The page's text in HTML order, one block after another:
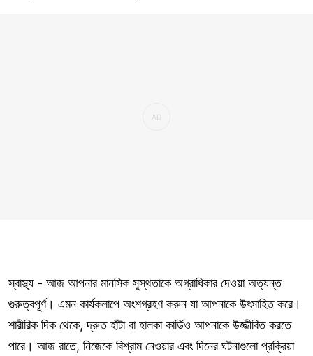
স্বাস্থ্য - আজ আপনার মানসিক সুস্থতাকে অগ্রাধিকার দেওয়া অত্যন্ত
গুরুত্বপূর্ণ। এমন কার্যকলাপে অংশগ্রহণ করুন যা আপনাকে উৎসাহিত করে।
শারীরিক দিক থেকে, দ্রুত হাঁটা বা হালকা কার্ডিও আপনাকে উজ্জীবিত করতে
পারে। আজ রাতে, নিজেকে বিশ্রাম নেওয়ার এবং দিনের ঘটনাগুলো প্রক্রিয়া